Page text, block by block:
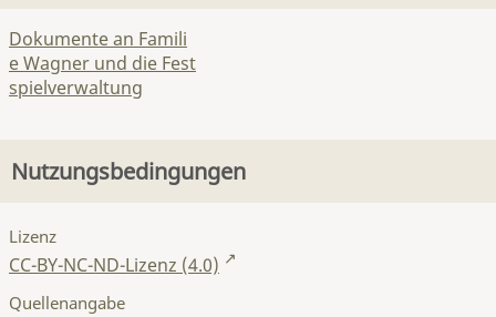
Dokumente an Famili
e Wagner und die Fest
spielverwaltung
Nutzungsbedingungen
Lizenz
CC-BY-NC-ND-Lizenz (4.0)
Quellenangabe